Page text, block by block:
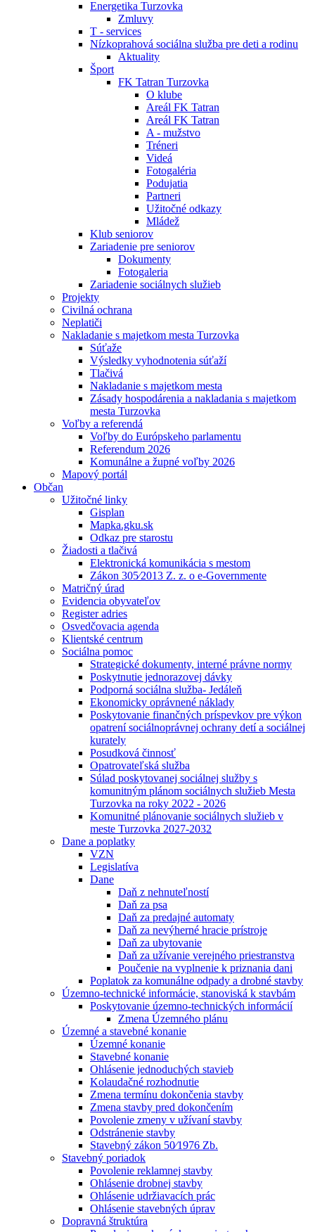
Energetika Turzovka
Zmluvy
T - services
Nízkoprahová sociálna služba pre deti a rodinu
Aktuality
Šport
FK Tatran Turzovka
O klube
Areál FK Tatran
Areál FK Tatran
A - mužstvo
Tréneri
Videá
Fotogaléria
Podujatia
Partneri
Užitočné odkazy
Mládež
Klub seniorov
Zariadenie pre seniorov
Dokumenty
Fotogaleria
Zariadenie sociálnych služieb
Projekty
Civilná ochrana
Neplatiči
Nakladanie s majetkom mesta Turzovka
Súťaže
Výsledky vyhodnotenia súťaží
Tlačivá
Nakladanie s majetkom mesta
Zásady hospodárenia a nakladania s majetkom
mesta Turzovka
Voľby a referendá
Voľby do Európskeho parlamentu
Referendum 2026
Komunálne a župné voľby 2026
Mapový portál
Občan
Užitočné linky
Gisplan
Mapka.gku.sk
Odkaz pre starostu
Žiadosti a tlačivá
Elektronická komunikácia s mestom
Zákon 305⁄2013 Z. z. o e-Governmente
Matričný úrad
Evidencia obyvateľov
Register adries
Osvedčovacia agenda
Klientské centrum
Sociálna pomoc
Strategické dokumenty, interné právne normy
Poskytnutie jednorazovej dávky
Podporná sociálna služba- Jedáleň
Ekonomicky oprávnené náklady
Poskytovanie finančných príspevkov pre výkon
opatrení sociálnoprávnej ochrany detí a sociálnej
kurately
Posudková činnosť
Opatrovateľská služba
Súlad poskytovanej sociálnej služby s
komunitným plánom sociálnych služieb Mesta
Turzovka na roky 2022 - 2026
Komunitné plánovanie sociálnych služieb v
meste Turzovka 2027-2032
Dane a poplatky
VZN
Legislatíva
Dane
Daň z nehnuteľností
Daň za psa
Daň za predajné automaty
Daň za nevýherné hracie prístroje
Daň za ubytovanie
Daň za užívanie verejného priestranstva
Poučenie na vyplnenie k priznania dani
Poplatok za komunálne odpady a drobné stavby
Územno-technické informácie, stanoviská k stavbám
Poskytovanie územno-technických informácií
Zmena Územného plánu
Územné a stavebné konanie
Územné konanie
Stavebné konanie
Ohlásenie jednoduchých stavieb
Kolaudačné rozhodnutie
Zmena termínu dokončenia stavby
Zmena stavby pred dokončením
Povolenie zmeny v užívaní stavby
Odstránenie stavby
Stavebný zákon 50⁄1976 Zb.
Stavebný poriadok
Povolenie reklamnej stavby
Ohlásenie drobnej stavby
Ohlásenie udržiavacích prác
Ohlásenie stavebných úprav
Dopravná štruktúra